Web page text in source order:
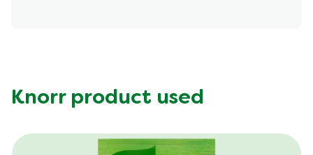
Knorr product used